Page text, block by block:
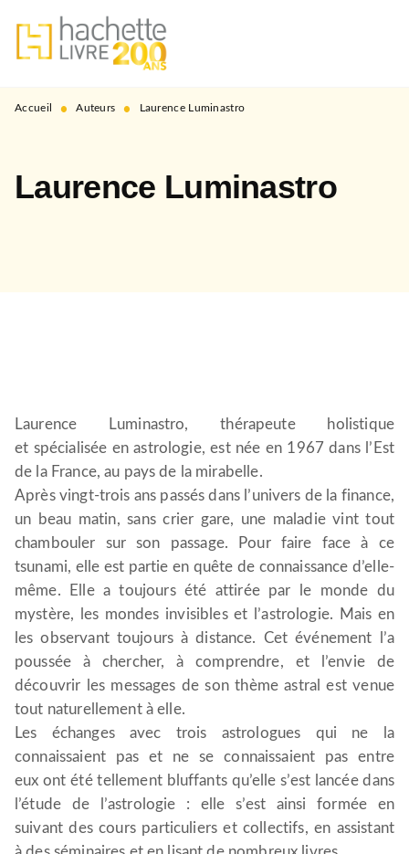
MENU RECHERCHE
PIED DE PAGE
Accueil • Auteurs • Laurence Luminastro
Laurence Luminastro
Laurence Luminastro, thérapeute holistique
et spécialisée en astrologie, est née en 1967 dans l’Est
de la France, au pays de la mirabelle.
Après vingt-trois ans passés dans l’univers de la finance,
un beau matin, sans crier gare, une maladie vint tout
chambouler sur son passage. Pour faire face à ce
tsunami, elle est partie en quête de connaissance d’elle-
même. Elle a toujours été attirée par le monde du
mystère, les mondes invisibles et l’astrologie. Mais en
les observant toujours à distance. Cet événement l’a
poussée à chercher, à comprendre, et l’envie de
découvrir les messages de son thème astral est venue
tout naturellement à elle.
Les échanges avec trois astrologues qui ne la
connaissaient pas et ne se connaissaient pas entre
eux ont été tellement bluffants qu’elle s’est lancée dans
l’étude de l’astrologie : elle s’est ainsi formée en
suivant des cours particuliers et collectifs, en assistant